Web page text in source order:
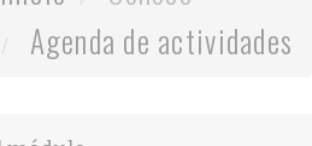
Agenda de actividades